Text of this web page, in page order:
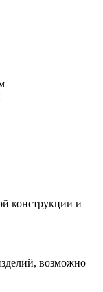
конструкции и
возможно